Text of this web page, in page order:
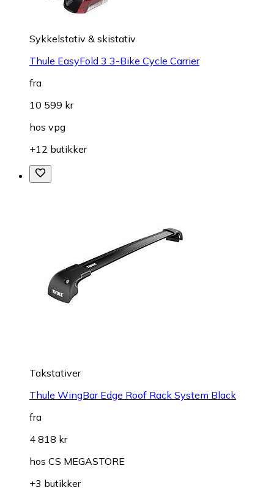
Sykkelstativ & skistativ
Thule EasyFold 3 3-Bike Cycle Carrier
fra
10 599 kr
hos vpg
+12 butikker
Takstativer
Thule WingBar Edge Roof Rack System Black
fra
4 818 kr
hos CS MEGASTORE
+3 butikker